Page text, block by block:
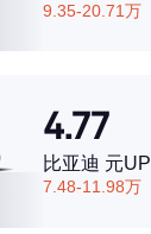
9.35-20.71万
4.77
比亚迪 元UP
7.48-11.98万